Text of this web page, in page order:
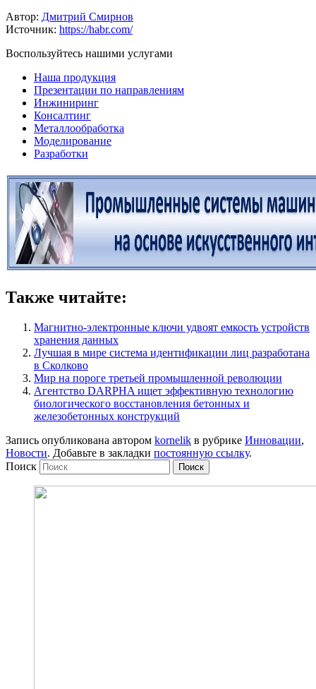
Автор: Дмитрий Смирнов
Источник: https://habr.com/
Воспользуйтесь нашими услугами
Наша продукция
Презентации по направлениям
Инжиниринг
Консалтинг
Металлообработка
Моделирование
Разработки
Также читайте:
Магнитно-электронные ключи удвоят емкость устройств
хранения данных
Лучшая в мире система идентификации лиц разработана
в Сколково
Мир на пороге третьей промышленной революции
Агентство DARPHA ищет эффективную технологию
биологического восстановления бетонных и
железобетонных конструкций
Запись опубликована автором kornelik в рубрике Инновации,
Новости. Добавьте в закладки постоянную ссылку.
Поиск